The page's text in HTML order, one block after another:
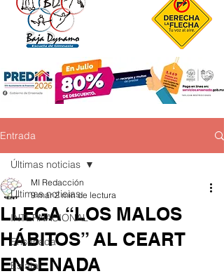
Entrada
Últimas noticias
INTERNACIONAL
Ensenada
Estatal
Últimas noticias
LLEGA “LOS MALOS
HÁBITOS” AL CEART
ENSENADA
MI Redacción
9 mar 2 min de lectura